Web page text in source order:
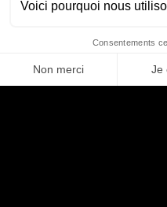
Paris -
460€ à 520€ / jour
Expert ClickHouse / Data
Paris/Montpellier (H/F)